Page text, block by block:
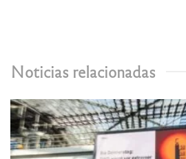
Noticias relacionadas